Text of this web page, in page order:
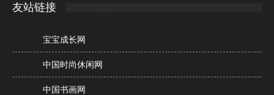
友站链接
宝宝成长网
中国时尚休闲网
中国书画网